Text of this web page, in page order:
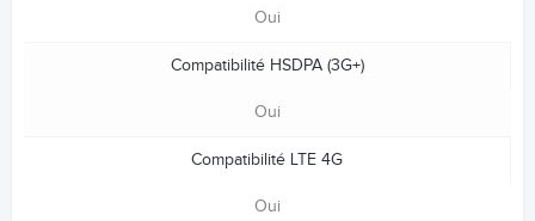
Oui
Compatibilité HSDPA (3G+)
Oui
Compatibilité LTE 4G
Oui